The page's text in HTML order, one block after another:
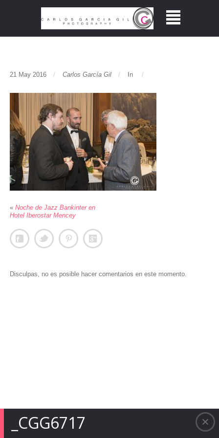
_CGG6717
21 May 2016 Carlos García Gil In
« Noche de Jazz Bankinter en
Hotel Iberostar Mencey
Disculpas, no es posible hacer comentarios en este momento.